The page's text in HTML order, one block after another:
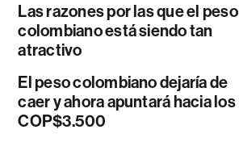
Las razones por las que el peso
colombiano está siendo tan
atractivo
El peso colombiano dejaría de
caer y ahora apuntará hacia los
COP$3.500